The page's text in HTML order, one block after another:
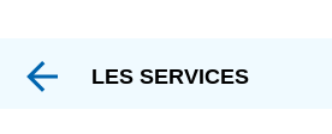
LES SERVICES